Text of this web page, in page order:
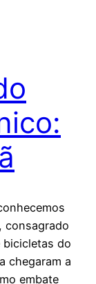
consagrado
do
chegaram a
embate